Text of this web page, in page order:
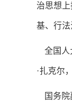
治思想
基、行法
全国人
·扎克尔
国务院